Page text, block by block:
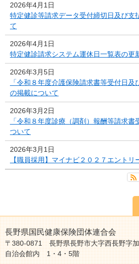
2026年4月1日
特定健診等請求データ受付締切日及び支
て
2026年4月1日
特定健診請求システム運休日一覧表の更
2026年3月5日
「令和８年度介護保険請求書等受付日
の掲載について
2026年3月2日
「令和８年度診療（調剤）報酬等請求
ついて
2026年3月1日
【職員採用】マイナビ２０２７エントリ
長野県国民健康保険団体連合会
〒380-0871 長野県長野市大字西長野字
自治会館内 1・4・5階